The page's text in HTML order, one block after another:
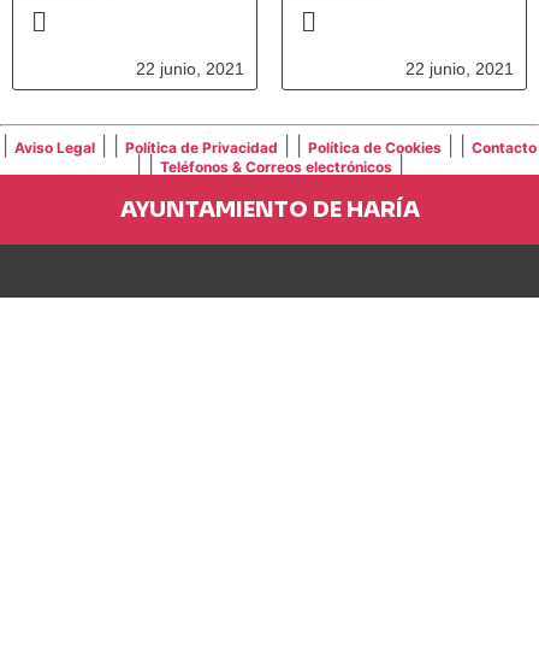
22 junio, 2021 22 junio, 2021
Aviso Legal Política de Privacidad Política de Cookies Contacto
Teléfonos & Correos electrónicos|
AYUNTAMIENTO DE HARÍA